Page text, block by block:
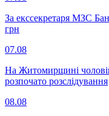
За екссекретаря МЗС
грн
07.08
На Житомирщині
розпочато розслідування
08.08